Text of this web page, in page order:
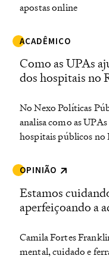
apostas online
ACADÊMICO
Como as UPAs
dos hospitais no
No Nexo Políticas
analisa como as
hospitais públicos no
OPINIÃO
Estamos
aperfeiçoando a
Camila Fortes
mental, cuidado e